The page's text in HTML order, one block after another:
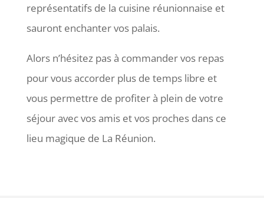
représentatifs de la cuisine réunionnaise et
sauront enchanter vos palais.
Alors n’hésitez pas à commander vos repas
pour vous accorder plus de temps libre et
vous permettre de profiter à plein de votre
séjour avec vos amis et vos proches dans ce
lieu magique de La Réunion.